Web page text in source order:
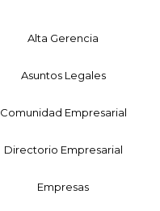
Alta Gerencia
Asuntos Legales
Comunidad Empresarial
Directorio Empresarial
Empresas